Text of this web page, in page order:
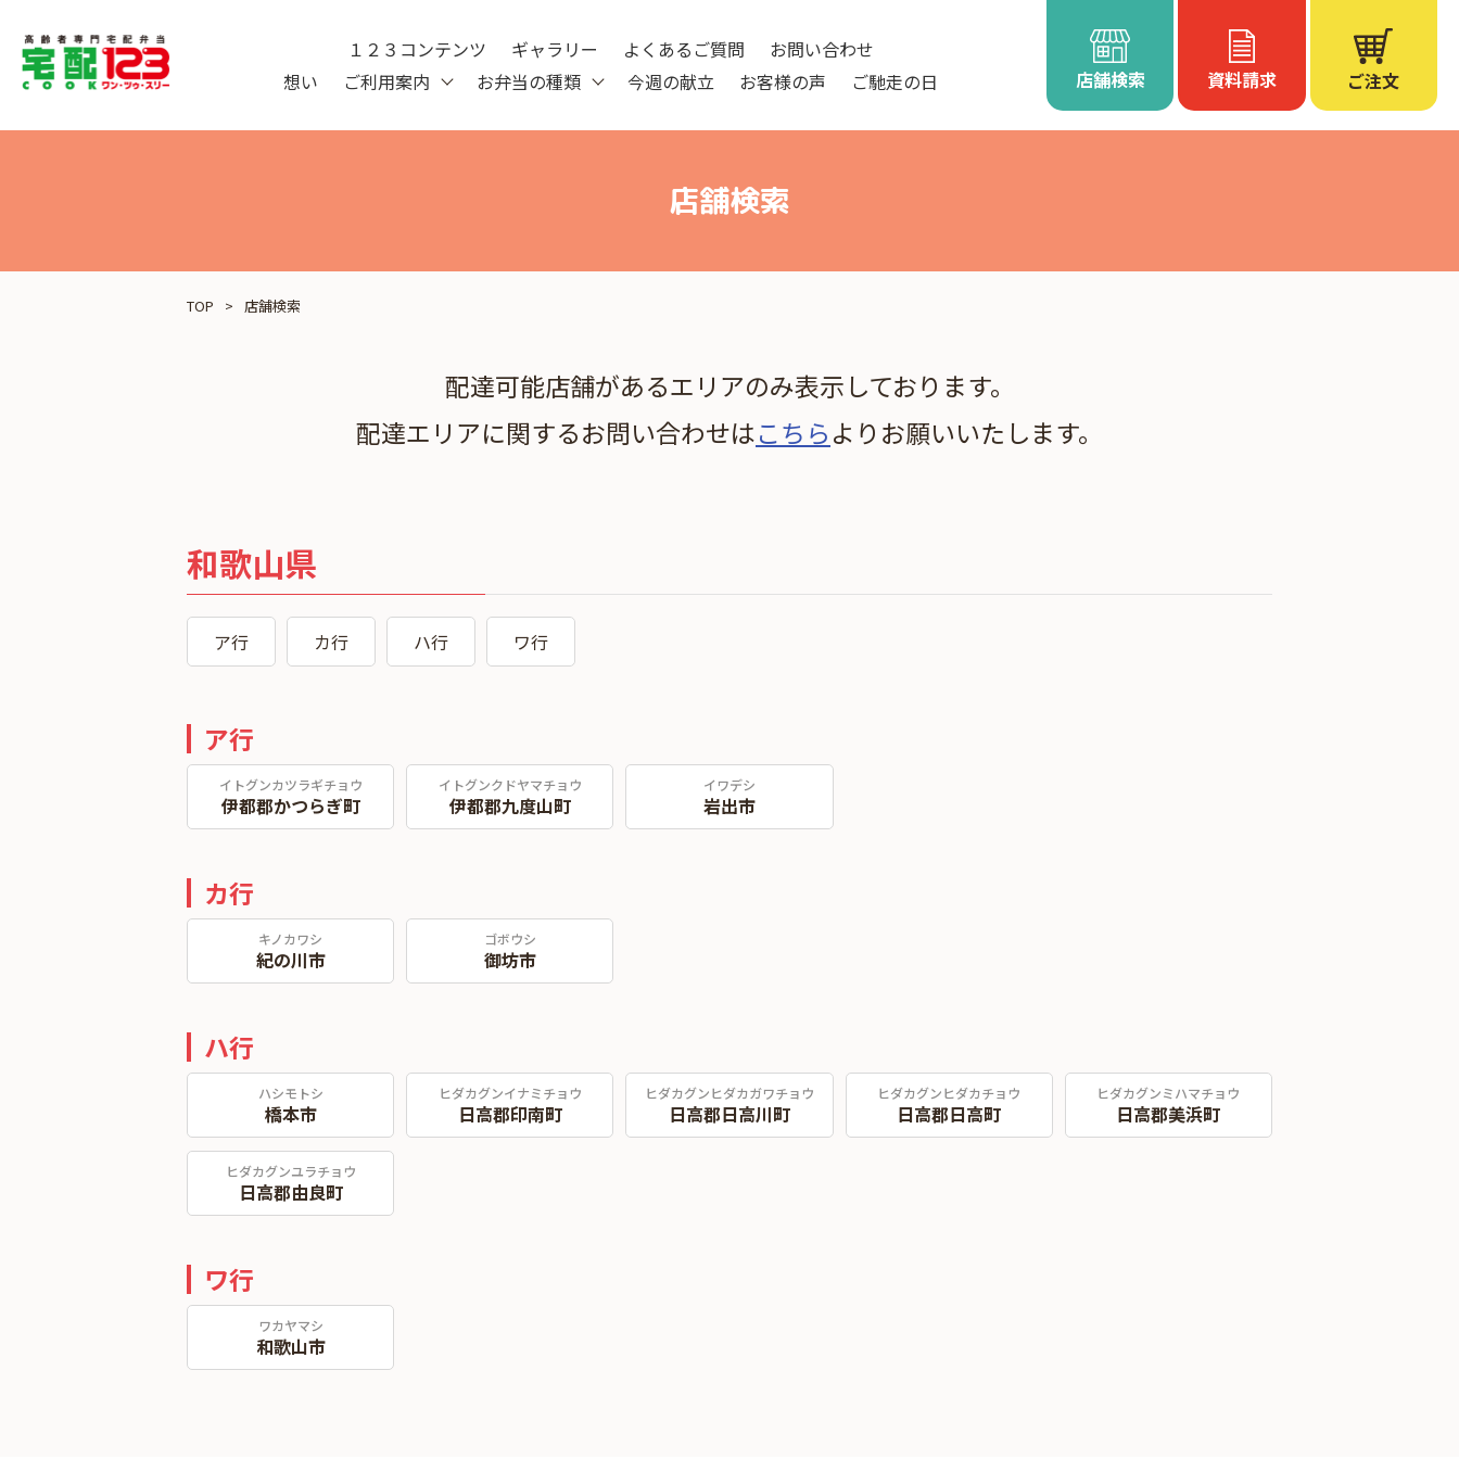
想い ご利用案内 お弁当の種類 今週の献立 お客様の声 ご馳走の日
１２３コンテンツ ギャラリー よくあるご質問
お問い合わせ
店舗検索
資料請求 ご注文
店舗検索
TOP 店舗検索
配達可能店舗があるエリアのみ表示しております。
配達エリアに関するお問い合わせはこちらよりお願いいたします。
和歌山県
ア行 カ行 ハ行 ワ行
ア行
イトグンカツラギチョウ
伊都郡かつらぎ町
イトグンクドヤマチョウ
伊都郡九度山町
イワデシ
岩出市
カ行
キノカワシ
紀の川市
ゴボウシ
御坊市
ハ行
ハシモトシ
橋本市
ヒダカグンイナミチョウ
日高郡印南町
ヒダカグンヒダカガワチョウ
日高郡日高川町
ヒダカグンヒダカチョウ
日高郡日高町
ヒダカグンミハマチョウ
日高郡美浜町
ヒダカグンユラチョウ
日高郡由良町
ワ行
ワカヤマシ
和歌山市